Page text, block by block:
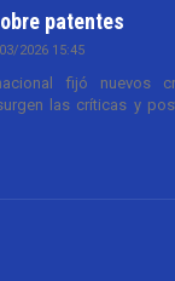
patentes
2026 15:45
fijó nuevos
las críticas y